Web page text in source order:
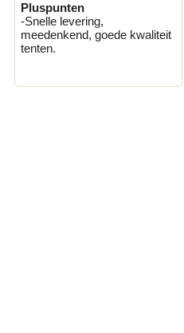
Pluspunten
-Snelle levering,
meedenkend, goede kwaliteit
tenten.